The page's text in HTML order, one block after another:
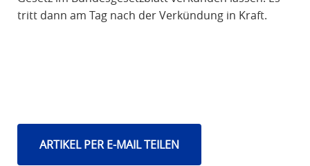
tritt dann am Tag nach der Verkündung in Kraft.
ARTIKEL PER E-MAIL TEILEN